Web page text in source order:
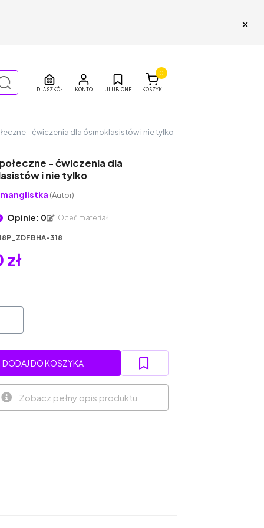
×
DLA SZKÓŁ ULUBIONE KOSZYK
0
- ćwiczenia dla ósmoklasistów i nie tylko
- ćwiczenia dla
i nie tylko
(Autor)
Opinie: 0 Oceń materiał
318
DODAJ DO KOSZYKA
Zobacz pełny opis produktu